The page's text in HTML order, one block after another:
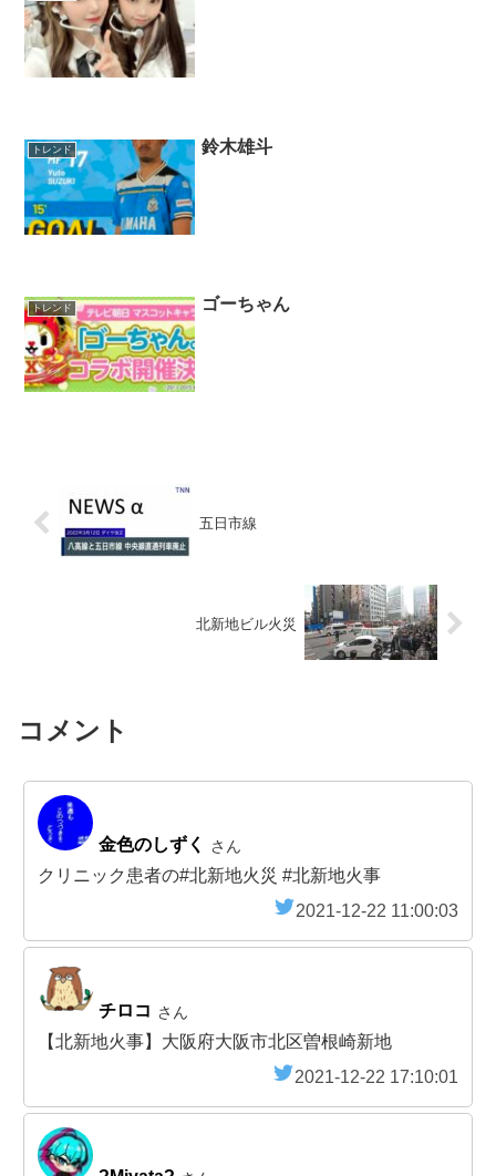
トレンド 鈴木雄斗
トレンド ゴーちゃん
五日市線
北新地ビル火災
コメント
金色のしずく さん
クリニック患者の#北新地火災 #北新地火事
2021-12-22 11:00:03
チロコ さん
【北新地火事】大阪府大阪市北区曽根崎新地
2021-12-22 17:10:01